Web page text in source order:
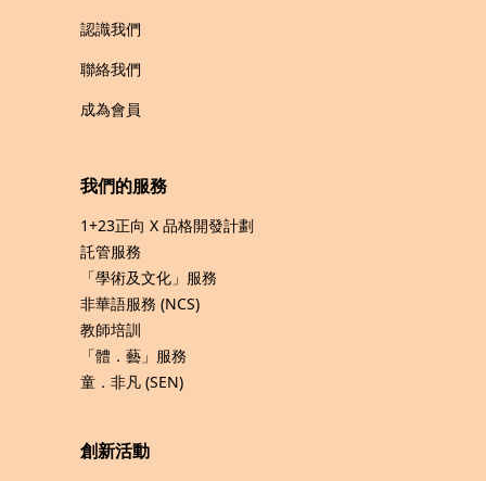
認識我們
聯絡我們
成為會員
我們的服務
1+23正向 X 品格開發計劃
託管服務
「學術及文化」服務
非華語服務 (NCS)
教師培訓
「體．藝」服務
童．非凡 (SEN)
創新活動